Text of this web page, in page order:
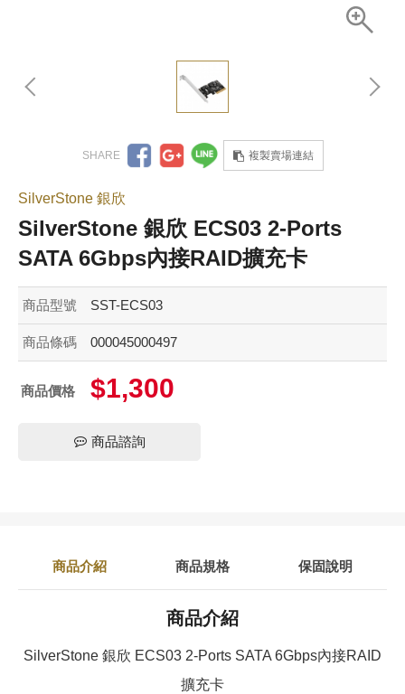
複製賣場連結
SilverStone 銀欣
SilverStone 銀欣 ECS03 2-Ports
SATA 6Gbps內接RAID擴充卡
商品型號 SST-ECS03
商品條碼 000045000497
商品價格 $1,300
商品諮詢
商品介紹 商品規格 保固說明
商品介紹
SilverStone 銀欣 ECS03 2-Ports SATA 6Gbps內接RAID
擴充卡